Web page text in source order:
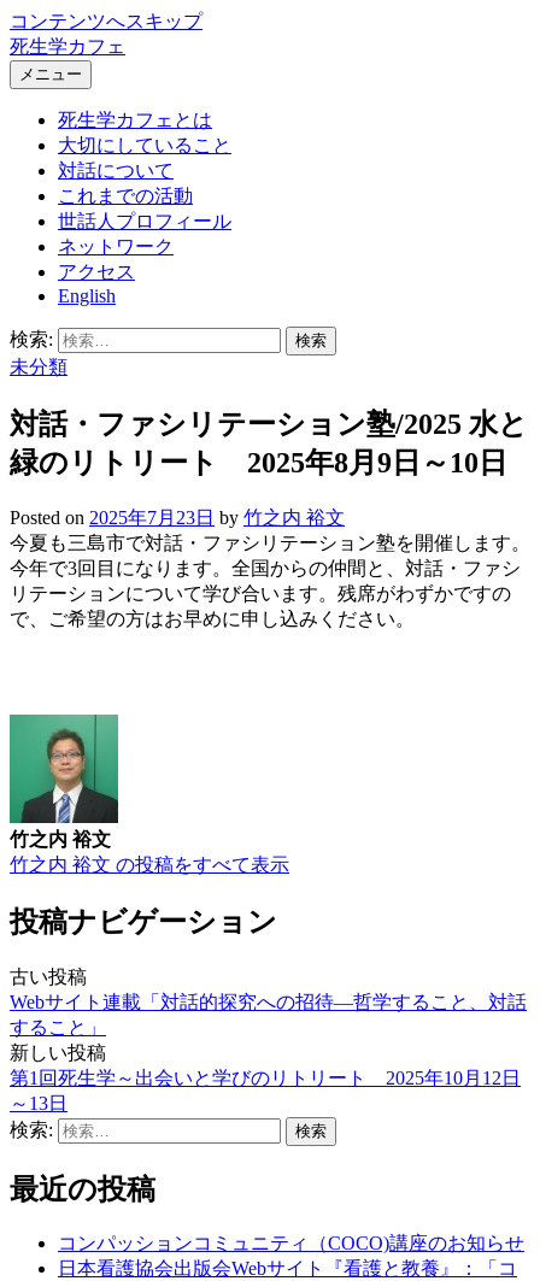
コンテンツへスキップ
死生学カフェ
メニュー
死生学カフェとは
大切にしていること
対話について
これまでの活動
世話人プロフィール
ネットワーク
アクセス
English
検索:
未分類
対話・ファシリテーション塾/2025 水と
緑のリトリート 2025年8月9日～10日
Posted on 2025年7月23日 by 竹之内 裕文
今夏も三島市で対話・ファシリテーション塾を開催します。
今年で3回目になります。全国からの仲間と、対話・ファシ
リテーションについて学び合います。残席がわずかですの
で、ご希望の方はお早めに申し込みください。
竹之内 裕文
竹之内 裕文 の投稿をすべて表示
投稿ナビゲーション
古い投稿
Webサイト連載「対話的探究への招待―哲学すること、対話
すること」
新しい投稿
第1回死生学～出会いと学びのリトリート 2025年10月12日
～13日
検索:
最近の投稿
コンパッションコミュニティ（COCO)講座のお知らせ
日本看護協会出版会Webサイト『看護と教養』：「コ